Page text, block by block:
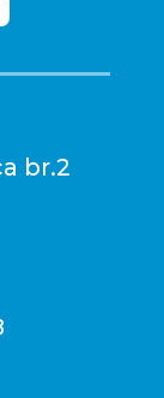
br.2